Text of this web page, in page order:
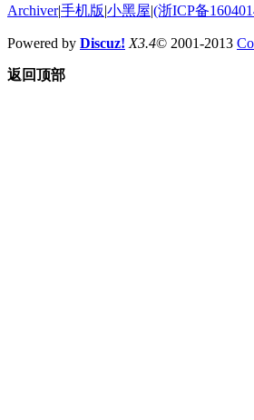
Archiver|手机版|小黑屋|(浙ICP备
Powered by Discuz! X3.4© 2001-2013
返回顶部